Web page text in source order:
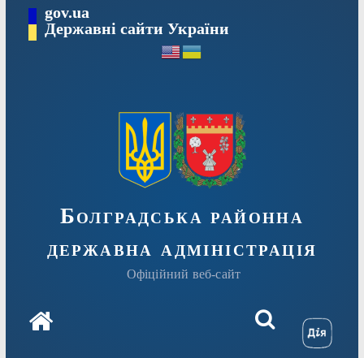
Перейтиgov.ua
Державні сайти України
Болградська районна
державна адміністрація
Офіційний веб-сайт